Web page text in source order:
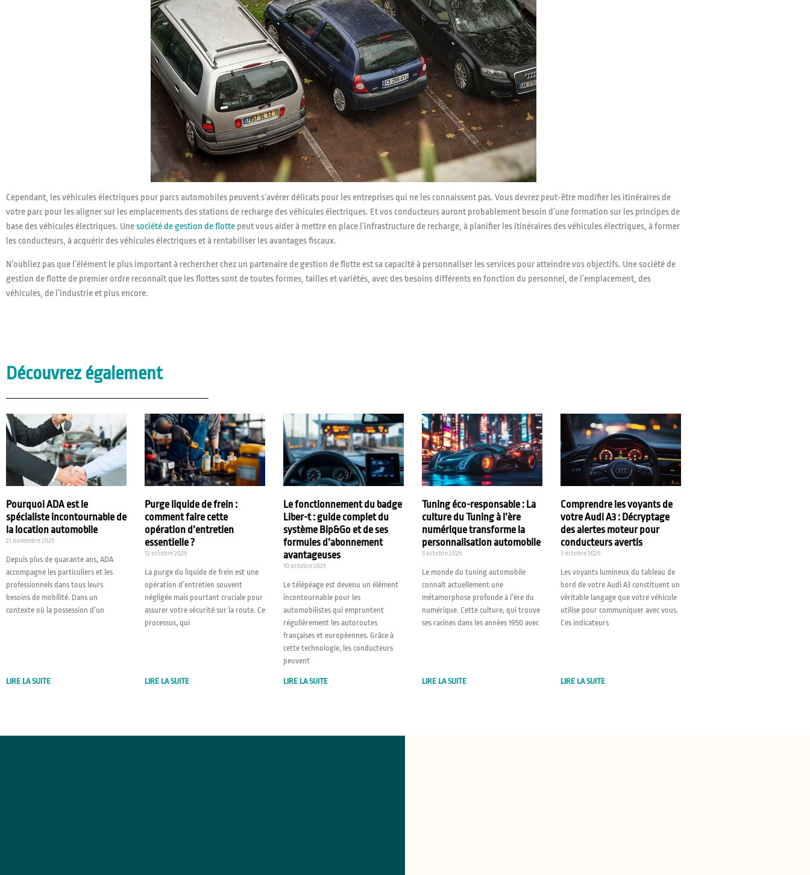
Cependant, les véhicules électriques pour parcs automobiles peuvent s’avérer délicats pour les entreprises qui ne les connaissent pas. Vous devrez peut-être modifier les itinéraires de
votre parc pour les aligner sur les emplacements des stations de recharge des véhicules électriques. Et vos conducteurs auront probablement besoin d’une formation sur les principes de
base des véhicules électriques. Unesociété de gestion de flotte peut vous aider à mettre en place l’infrastructure de recharge, à planifier les itinéraires des véhicules électriques, à former
les conducteurs, à acquérir des véhicules électriques et à rentabiliser les avantages fiscaux.
N’oubliez pas que l’élément le plus important à rechercher chez un partenaire de gestion de flotte est sa capacité à personnaliser les services pour atteindre vos objectifs. Une société de
gestion de flotte de premier ordre reconnaît que les flottes sont de toutes formes, tailles et variétés, avec des besoins différents en fonction du personnel, de l’emplacement, des
véhicules, de l’industrie et plus encore.
Découvrez également
Pourquoi ADA est le
spécialiste incontournable de
la location automobile
21 novembre 2025
Depuis plus de quarante ans, ADA
accompagne les particuliers et les
professionnels dans tous leurs
besoins de mobilité. Dans un
contexte où la possession d’un
LIRE LA SUITE
Purge liquide de frein :
comment faire cette
opération d’entretien
essentielle ?
12 octobre 2025
La purge du liquide de frein est une
opération d’entretien souvent
négligée mais pourtant cruciale pour
assurer votre sécurité sur la route. Ce
processus, qui
LIRE LA SUITE
Le fonctionnement du badge
Liber-t : guide complet du
système Bip&Go et de ses
formules d’abonnement
avantageuses
10 octobre 2025
Le télépéage est devenu un élément
incontournable pour les
automobilistes qui empruntent
régulièrement les autoroutes
françaises et européennes. Grâce à
cette technologie, les conducteurs
peuvent
LIRE LA SUITE
Tuning éco-responsable : La
culture du Tuning à l’ère
numérique transforme la
personnalisation automobile
5 octobre 2025
Le monde du tuning automobile
connaît actuellement une
métamorphose profonde à l’ère du
numérique. Cette culture, qui trouve
ses racines dans les années 1950 avec
LIRE LA SUITE
Comprendre les voyants de
votre Audi A3 : Décryptage
des alertes moteur pour
conducteurs avertis
3 octobre 2025
Les voyants lumineux du tableau de
bord de votre Audi A3 constituent un
véritable langage que votre véhicule
utilise pour communiquer avec vous.
Ces indicateurs
LIRE LA SUITE